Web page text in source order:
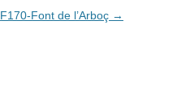
F170-Font de l’Arboç →